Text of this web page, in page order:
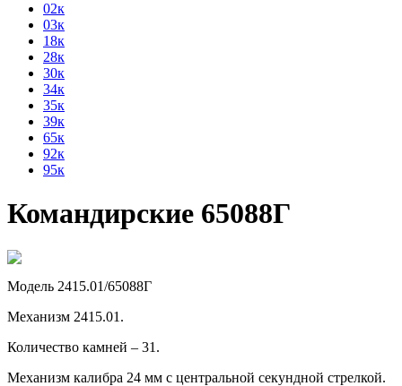
02к
03к
18к
28к
30к
34к
35к
39к
65к
92к
95к
Командирские 65088Г
Модель 2415.01/65088Г
Механизм 2415.01.
Количество камней – 31.
Механизм калибра 24 мм с центральной секундной стрелкой.